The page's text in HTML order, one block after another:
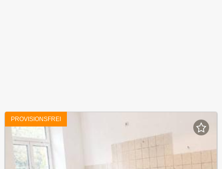
PROVISIONSFREI